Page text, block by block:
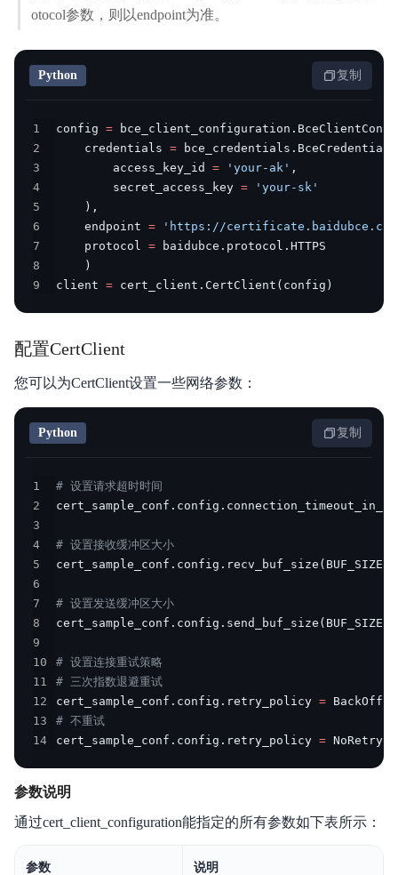
otocol参数，则以endpoint为准。
Python 复制
1 config = bce_client_configuration .
2
    credentials
= bce_credentials . BceCredentials
3
        access_key_id
= 'your-ak' ,
4
        secret_access_key
=
'your-sk'
5
) ,
6
    endpoint
=
'https://
7
    protocol
= baidubce . protocol .
8
)
9
client = cert_client . CertClient ( config )
配置CertClient
您可以为CertClient设置一些网络参数：
Python 复制
1
# 设置请求超时时间
2
cert_sample_conf . config .
3
4
# 设置接收缓冲区大小
5
cert_sample_conf . config . recv_buf_size ( BUF_SIZE
6
7
# 设置发送缓冲区大小
8
cert_sample_conf . config . send_buf_size ( BUF_SIZE
9
10
# 设置连接重试策略
11
# 三次指数退避重试
12
cert_sample_conf . config . retry_policy =
13
# 不重试
14
cert_sample_conf . config . retry_policy =
参数说明
通过cert_client_configuration能指定的所有参数如下表所示：
参数 说明